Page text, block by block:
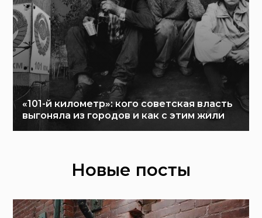
«101-й километр»: кого советская власть
выгоняла из городов и как с этим жили
Новые посты